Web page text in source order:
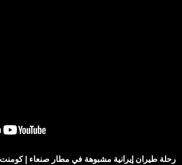
رحلة طيران إيرانية مشبوهة في مطار صنعاء | كومنت